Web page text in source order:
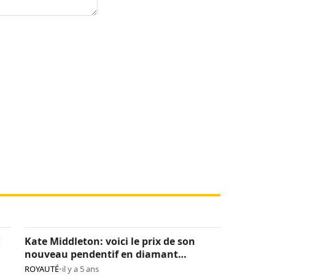
Kate Middleton: voici le prix de son
nouveau pendentif en diamant
(photos)
ROYAUTÉ•il y a 5 ans